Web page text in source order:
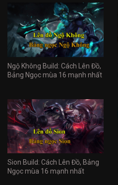
Ngộ Không Build: Cách Lên Đồ,
Bảng Ngọc mùa 16 mạnh nhất
Sion Build: Cách Lên Đồ, Bảng
Ngọc mùa 16 mạnh nhất